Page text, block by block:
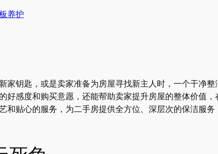
养护
家钥匙，或是卖家准备为房屋寻找新主人时，一个干净
好感度和购买意愿，还能帮助卖家提升房屋的整体价值
和贴心的服务，为二手房提供全方位、深层次的保洁服